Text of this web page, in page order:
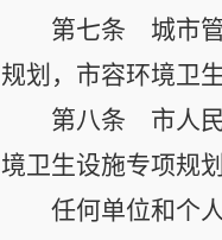
第七条 城市管
规划，市容环境卫
第八条 市人民
境卫生设施专项规
任何单位和个